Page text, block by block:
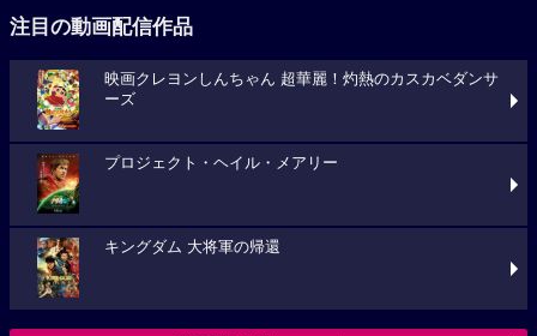
注目の動画配信作品
映画クレヨンしんちゃん 超華麗！灼熱のカスカベダンサ
ーズ
プロジェクト・ヘイル・メアリー
キングダム 大将軍の帰還